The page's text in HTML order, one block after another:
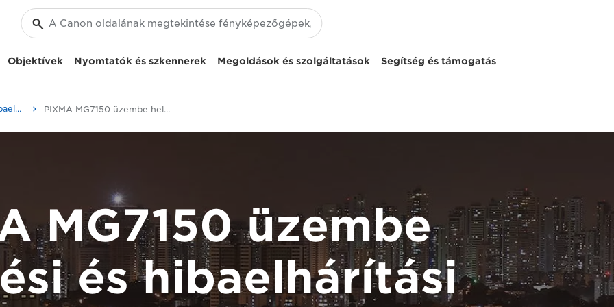
Objektívek Nyomtatók és szkennerek Megoldások és szolgáltatások Segítség és támogatás
Üzembe helyezési és hibaelhárítási videók PIXMA MG7150 üzembe helyezési és hibaelhárítási videók
MG7150 üzembe
és hibaelhárítási